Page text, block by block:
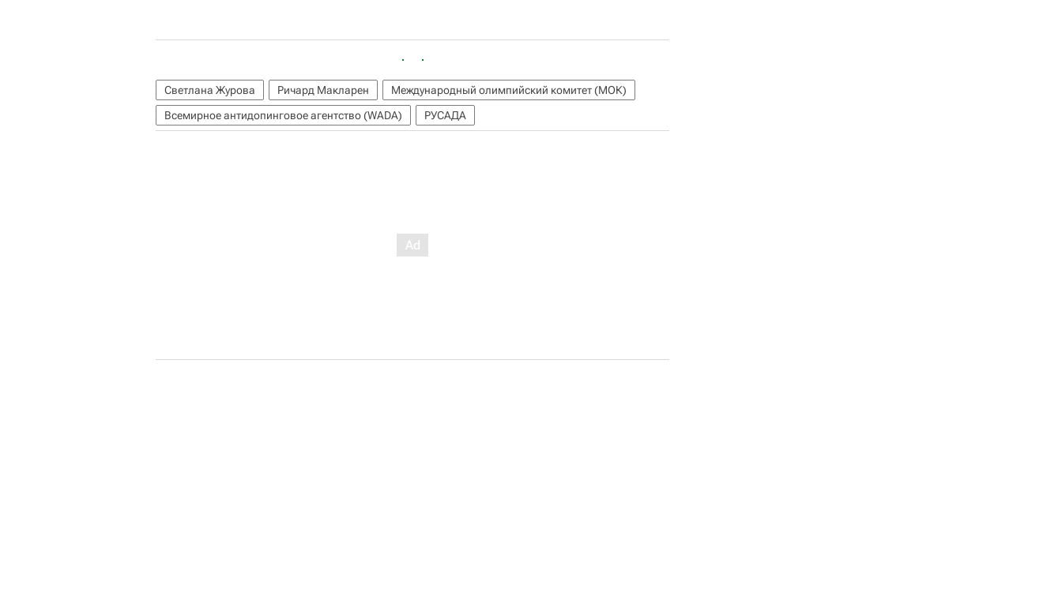
Светлана Журова Ричард Макларен
Международный олимпийский комитет (МОК)
Всемирное антидопинговое агентство (WADA)
РУСАДА